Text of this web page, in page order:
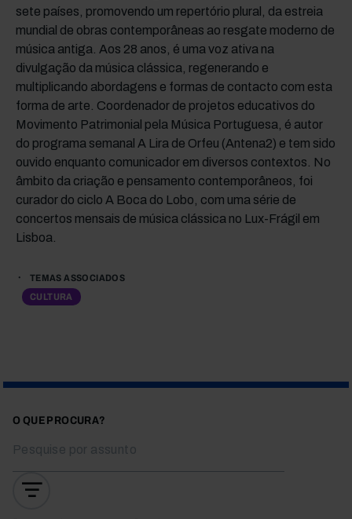
sete países, promovendo um repertório plural, da estreia
mundial de obras contemporâneas ao resgate moderno de
música antiga. Aos 28 anos, é uma voz ativa na
divulgação da música clássica, regenerando e
multiplicando abordagens e formas de contacto com esta
forma de arte. Coordenador de projetos educativos do
Movimento Patrimonial pela Música Portuguesa, é autor
do programa semanal A Lira de Orfeu (Antena2) e tem sido
ouvido enquanto comunicador em diversos contextos. No
âmbito da criação e pensamento contemporâneos, foi
curador do ciclo A Boca do Lobo, com uma série de
concertos mensais de música clássica no Lux-Frágil em
Lisboa.
TEMAS ASSOCIADOS
CULTURA
O QUE PROCURA?